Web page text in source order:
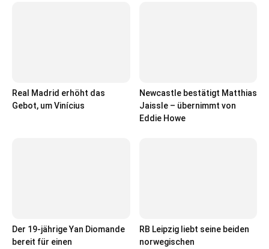
Real Madrid erhöht das
Gebot, um Vinícius
Newcastle bestätigt Matthias
Jaissle – übernimmt von
Eddie Howe
Der 19-jährige Yan Diomande
bereit für einen
RB Leipzig liebt seine beiden
norwegischen